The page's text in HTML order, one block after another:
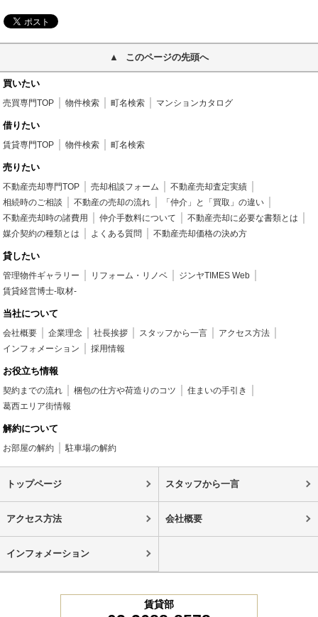
このページの先頭へ
買いたい
売買専門TOP 物件検索 町名検索 マンションカタログ
借りたい
賃貸専門TOP 物件検索 町名検索
売りたい
不動産売却専門TOP 売却相談フォーム
不動産売却査定実績
相続時のご相談
不動産の売却の流れ
「仲介」と「買取」の違い
不動産売却時の諸費用
仲介手数料について
不動産売却に必要な書類とは
媒介契約の種類とは
よくある質問 不動産売却価格の決め方
貸したい
管理物件ギャラリー リフォーム・リノベ
ジンヤTIMES Web
賃貸経営博士-取材-
当社について
会社概要 企業理念 社長挨拶 スタッフから一言
アクセス方法
インフォメーション
採用情報
お役立ち情報
契約までの流れ 梱包の仕方や荷造りのコツ
住まいの手引き
葛西エリア街情報
解約について
お部屋の解約 駐車場の解約
トップページ スタッフから一言
アクセス方法 会社概要
インフォメーション
賃貸部